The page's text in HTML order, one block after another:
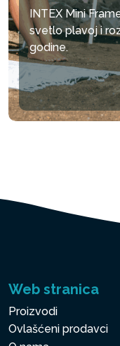
INTEX Mini
svetlo plavoj i
godine.
Web stranica
Proizvodi
Ovlašćeni prodavci